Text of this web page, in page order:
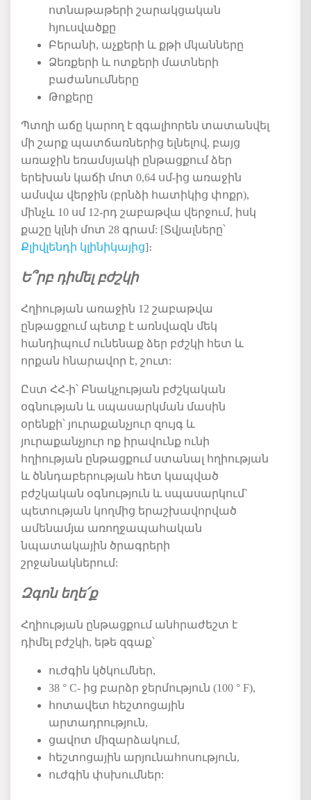
ոտնաթաթերի շարակցական
հյուսվածքը
Բերանի, աչքերի և քթի մկանները
Ձեռքերի և ոտքերի մատների
բաժանումները
Թոքերը
Պտղի աճը կարող է զգալիորեն տատանվել
մի շարք պատճառներից ելնելով, բայց
առաջին եռամսյակի ընթացքում ձեր
երեխան կաճի մոտ 0,64 սմ-ից առաջին
ամսվա վերջին (բրնձի հատիկից փոքր),
մինչև 10 սմ 12-րդ շաբաթվա վերջում, իսկ
քաշը կլնի մոտ 28 գրամ: [Տվյալները՝
Քլիվլենդի կլինիկայից]։
Ե՞րբ դիմել բժշկի
Հղիության առաջին 12 շաբաթվա
ընթացքում պետք է առնվազն մեկ
հանդիպում ունենաք ձեր բժշկի հետ և
որքան հնարավոր է, շուտ:
Ըստ ՀՀ-ի՝ Բնակչության բժշկական
օգնության և սպասարկման մասին
օրենքի՝ յուրաքանչյուր զույգ և
յուրաքանչյուր ոք իրավունք ունի
հղիության ընթացքում ստանալ հղիության
և ծննդաբերության հետ կապված
բժշկական օգնություն և սպասարկում`
պետության կողմից երաշխավորված
ամենամյա առողջապահական
նպատակային ծրագրերի
շրջանակներում:
Զգոն եղե՛ք
Հղիության ընթացքումանհրաժեշտ է
դիմել բժշկի, եթե զգաք՝
ուժգին կծկումներ,
38 ° C- ից բարձր ջերմություն (100 ° F),
հոտավետ հեշտոցային
արտադրություն,
ցավոտ միզարձակում,
հեշտոցային արյունահոսություն,
ուժգին փսխումներ: